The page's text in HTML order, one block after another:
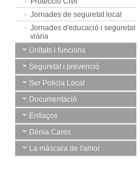
Jornades de seguretat local
Jornades d'educació i seguretat
viària
Unitats i funcions
Seguretat i prevenció
Ser Policia Local
Documentació
Enllaços
Dénia Cares
La màscara de l'amor